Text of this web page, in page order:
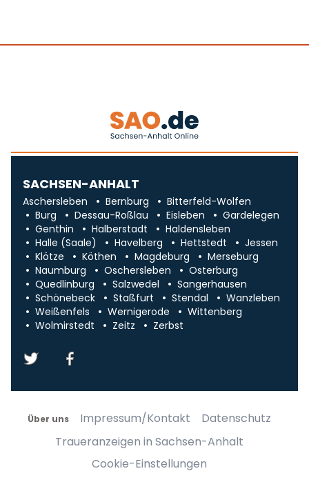
SACHSEN-ANHALT
Aschersleben Bernburg
Bitterfeld-Wolfen
Burg
Dessau-Roßlau Eisleben
Gardelegen
Genthin
Halberstadt
Haldensleben
Halle (Saale)
Havelberg Hettstedt
Jessen
Klötze
Köthen Magdeburg
Merseburg
Naumburg
Oschersleben
Osterburg
Quedlinburg
Salzwedel
Sangerhausen
Schönebeck
Staßfurt Stendal
Wanzleben
Weißenfels
Wernigerode
Wittenberg
Wolmirstedt
Zeitz Zerbst
Über uns Impressum/Kontakt
Datenschutz
Traueranzeigen in Sachsen-Anhalt
Cookie-Einstellungen